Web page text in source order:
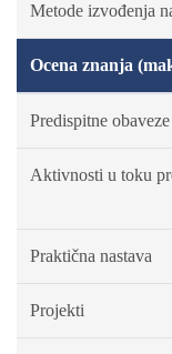
Metode izvođenja
Ocena znanja
Predispitne obaveze
Aktivnosti u toku
Praktična nastava
Projekti